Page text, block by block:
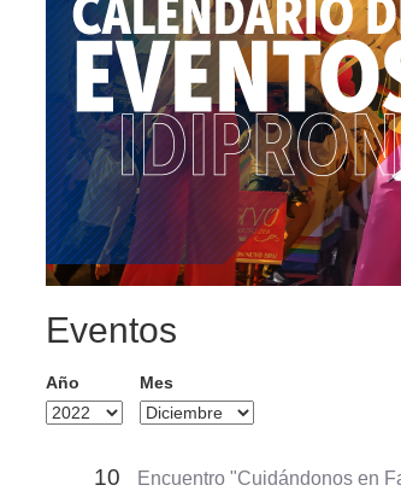
Eventos
Año Mes
10 Encuentro "Cuidándonos en